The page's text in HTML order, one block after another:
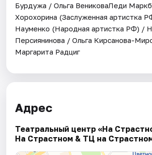
Бурдужа / Ольга ВениковаЛеди
Хорохорина (Заслуженная артистка
Науменко (Народная артистка РФ) /
Персиянинова / Ольга Кирсанова-
Маргарита Радциг
Адрес
Театральный центр «На
На Страстном & ТЦ на